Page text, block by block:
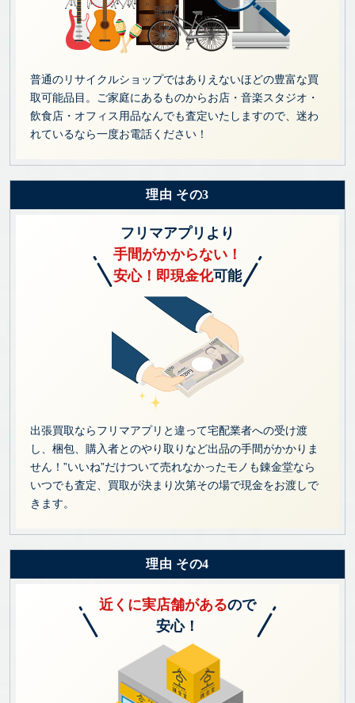
普通のリサイクルショップではありえないほどの豊富な買
取可能品目。ご家庭にあるものからお店・音楽スタジオ・
飲食店・オフィス用品なんでも査定いたしますので、迷わ
れているなら一度お電話ください！
理由 その3
フリマアプリより
手間がかからない！
安心！即現金化可能
出張買取ならフリマアプリと違って宅配業者への受け渡
し、梱包、購入者とのやり取りなど出品の手間がかかりま
せん！”いいね”だけついて売れなかったモノも錬金堂なら
いつでも査定、買取が決まり次第その場で現金をお渡しで
きます。
理由 その4
近くに実店舗があるので
安心！